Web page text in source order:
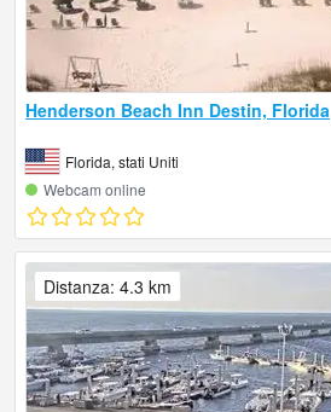
Henderson Beach Inn Destin, Florida
Florida, stati Uniti
Webcam online
Distanza: 4.3 km